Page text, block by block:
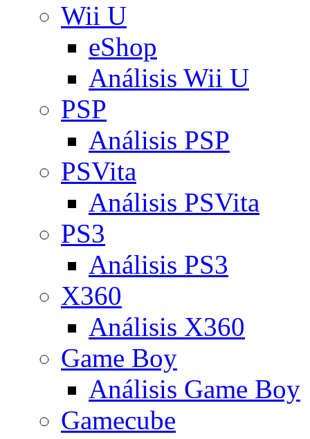
Wii U
eShop
Análisis Wii U
PSP
Análisis PSP
PSVita
Análisis PSVita
PS3
Análisis PS3
X360
Análisis X360
Game Boy
Análisis Game Boy
Gamecube